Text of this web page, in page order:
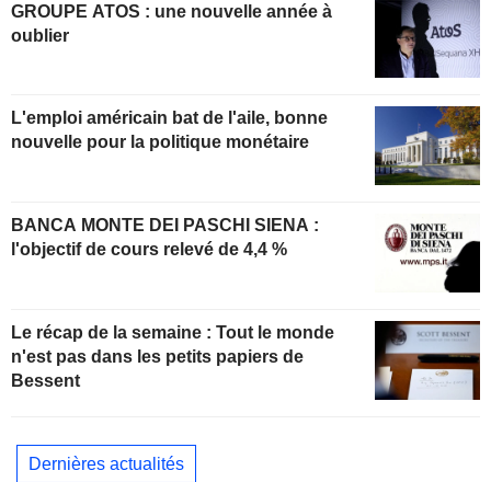
GROUPE ATOS : une nouvelle année à
oublier
L'emploi américain bat de l'aile, bonne
nouvelle pour la politique monétaire
BANCA MONTE DEI PASCHI SIENA :
l'objectif de cours relevé de 4,4 %
Le récap de la semaine : Tout le monde
n'est pas dans les petits papiers de
Bessent
Dernières actualités